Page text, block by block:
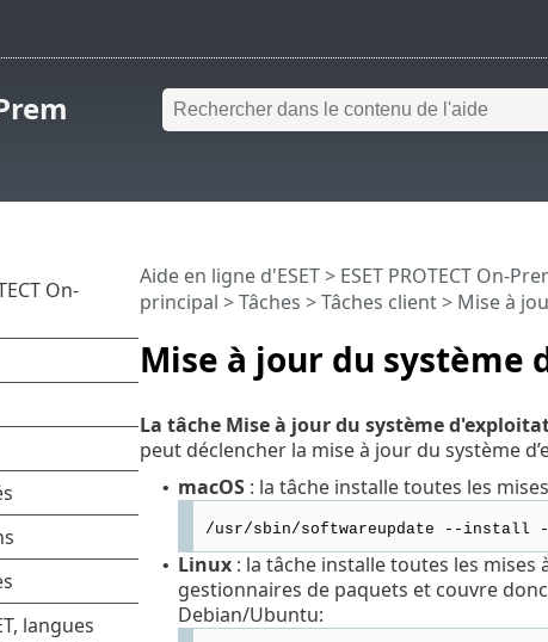
Mise à jour du système
Aide en ligne d'ESET> ESET PROTECT On-
principal >Tâches >Tâches client> Mise à
La tâche Mise à jour du système
peut déclencher la mise à jour du système
• macOS: la tâche installe toutes les
/usr/sbin/softwareupdate --install
• Linux: la tâche installe toutes les mises
gestionnaires de paquets et couvre
Debian/Ubuntu: